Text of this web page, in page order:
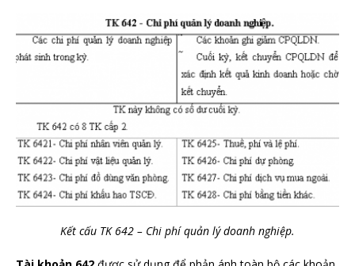
Kết cấu TK 642 – Chi phí quản lý doanh nghiệp.